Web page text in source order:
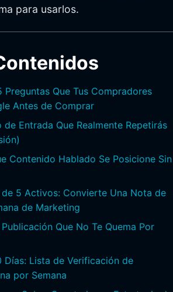
para usarlos.
Preguntas Que Tus Compradores
Antes de Comprar
de Entrada Que Realmente Repetirás
Contenido Hablado Se Posicione Sin
5 Activos: Convierte Una Nota de
de Marketing
Que No Te Quema Por
Días: Lista de Verificación de
por Semana